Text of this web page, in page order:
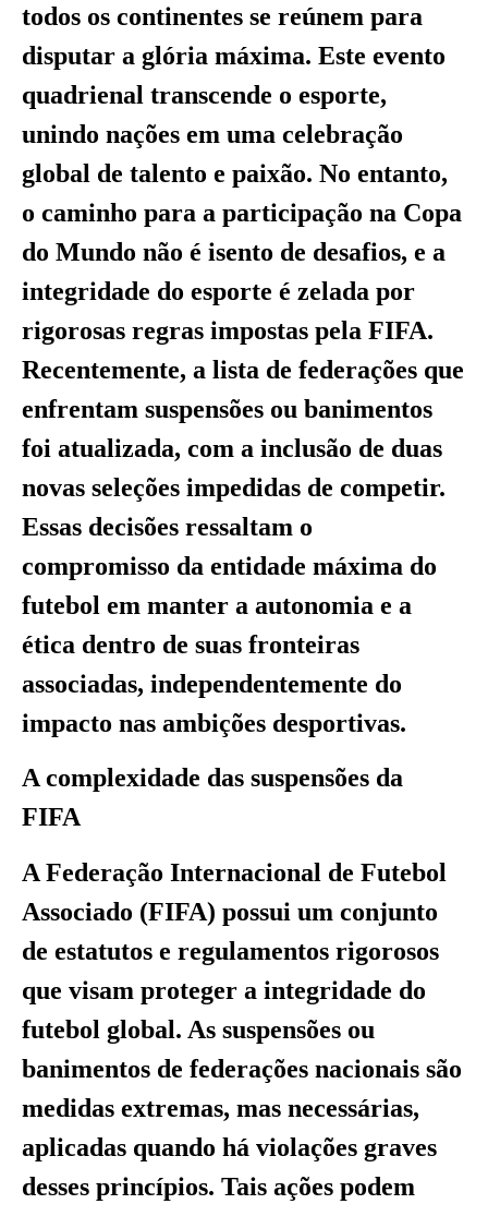
todos os continentes se reúnem para
disputar a glória máxima. Este evento
quadrienal transcende o esporte,
unindo nações em uma celebração
global de talento e paixão. No entanto,
o caminho para a participação na Copa
do Mundo não é isento de desafios, e a
integridade do esporte é zelada por
rigorosas regras impostas pela FIFA.
Recentemente, a lista de federações que
enfrentam suspensões ou banimentos
foi atualizada, com a inclusão de duas
novas seleções impedidas de competir.
Essas decisões ressaltam o
compromisso da entidade máxima do
futebol em manter a autonomia e a
ética dentro de suas fronteiras
associadas, independentemente do
impacto nas ambições desportivas.
A complexidade das suspensões da
FIFA
A Federação Internacional de Futebol
Associado (FIFA) possui um conjunto
de estatutos e regulamentos rigorosos
que visam proteger a integridade do
futebol global. As suspensões ou
banimentos de federações nacionais são
medidas extremas, mas necessárias,
aplicadas quando há violações graves
desses princípios. Tais ações podem